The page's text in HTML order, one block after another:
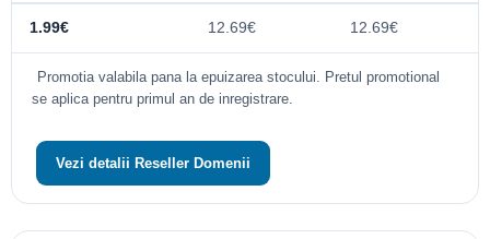
1.99€ 12.69€ 12.69€
Promotia valabila pana la epuizarea stocului. Pretul promotional
se aplica pentru primul an de inregistrare.
Vezi detalii Reseller Domenii